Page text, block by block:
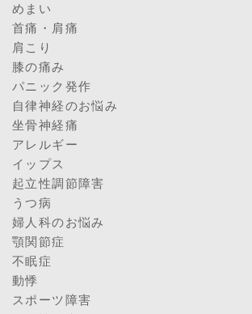
めまい
首痛・肩痛
肩こり
膝の痛み
パニック発作
自律神経のお悩み
坐骨神経痛
アレルギー
イップス
起立性調節障害
うつ病
婦人科のお悩み
顎関節症
不眠症
動悸
スポーツ障害